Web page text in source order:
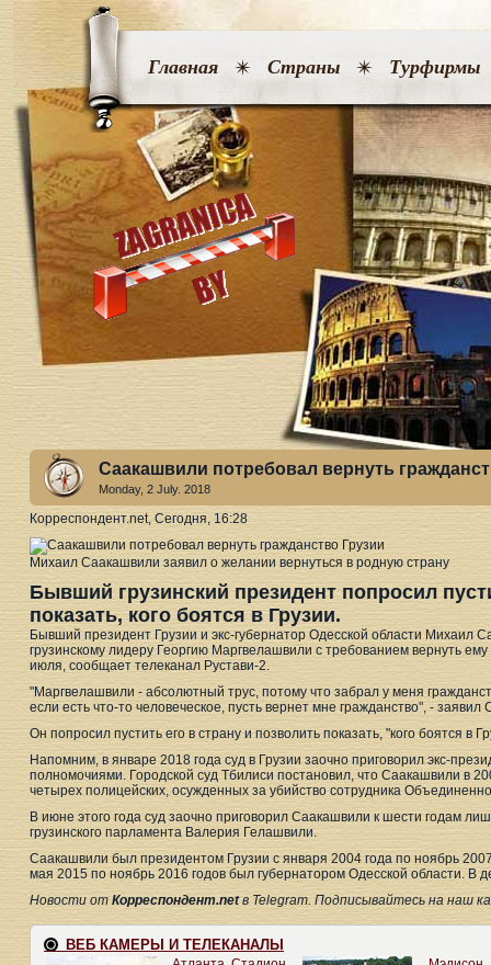
Главная Страны Турфирмы
Саакашвили потребовал вернуть
Monday, 2 July. 2018
Корреспондент.net, Сегодня, 16:28
Михаил Саакашвили заявил о желании вернуться в родную страну
Бывший грузинский президент попросил
показать, кого боятся в Грузии.
Бывший президент Грузии и экс-губернатор Одесской области Михаил
грузинскому лидеру Георгию Маргвелашвили с требованием вернуть
июля, сообщает телеканал Рустави-2.
"Маргвелашвили - абсолютный трус, потому что забрал у меня
если есть что-то человеческое, пусть вернет мне гражданство", -
Он попросил пустить его в страну и позволить показать, "кого боятся в
Напомним, в январе 2018 года суд в Грузии заочно приговорил экс-
полномочиями. Городской суд Тбилиси постановил, что Саакашвили в
четырех полицейских, осужденных за убийство сотрудника
В июне этого года суд заочно приговорил Саакашвили к шести годам
грузинского парламента Валерия Гелашвили.
Саакашвили был президентом Грузии с января 2004 года по ноябрь
мая 2015 по ноябрь 2016 годов был губернатором Одесской области. В
Новости от Корреспондент.netв Telegram. Подписывайтесь на наш